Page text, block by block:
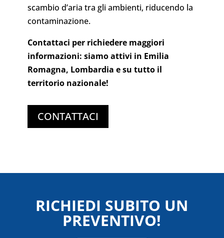
scambio d’aria tra gli ambienti, riducendo la
contaminazione.
Contattaci per richiedere maggiori
informazioni: siamo attivi in Emilia
Romagna, Lombardia e su tutto il
territorio nazionale!
CONTATTACI
RICHIEDI SUBITO UN
PREVENTIVO!